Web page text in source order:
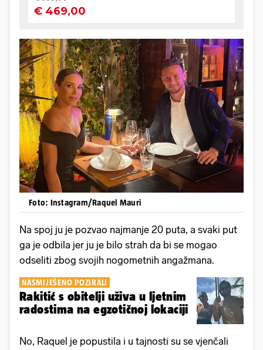
Foto: Instagram/Raquel Mauri
Na spoj ju je pozvao najmanje 20 puta, a svaki put
ga je odbila jer ju je bilo strah da bi se mogao
odseliti zbog svojih nogometnih angažmana.
NASMIJEŠENO POZIRALI
Rakitić s obitelji uživa u ljetnim
radostima na egzotičnoj lokaciji
No, Raquel je popustila i u tajnosti su se vjenčali